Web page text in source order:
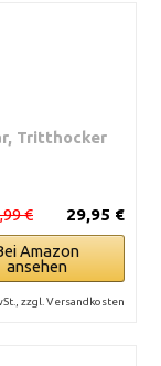
Tritthocker
29,95 €
€
Amazon
ansehen
zzgl. Versandkosten